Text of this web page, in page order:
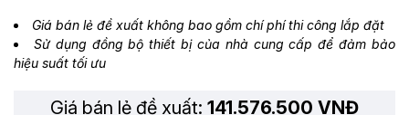
Giá bán lẻ đề xuất không bao gồm chí phí thi công lắp đặt
Sử dụng đồng bộ thiết bị của nhà cung cấp để đảm bảo
hiệu suất tối ưu
Giá bán lẻ đề xuất: 141.576.500 VNĐ